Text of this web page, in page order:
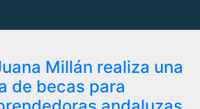
Millán realiza una
de becas para